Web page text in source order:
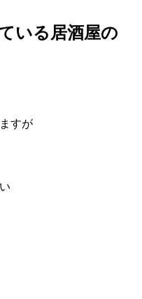
いる居酒屋の
すが